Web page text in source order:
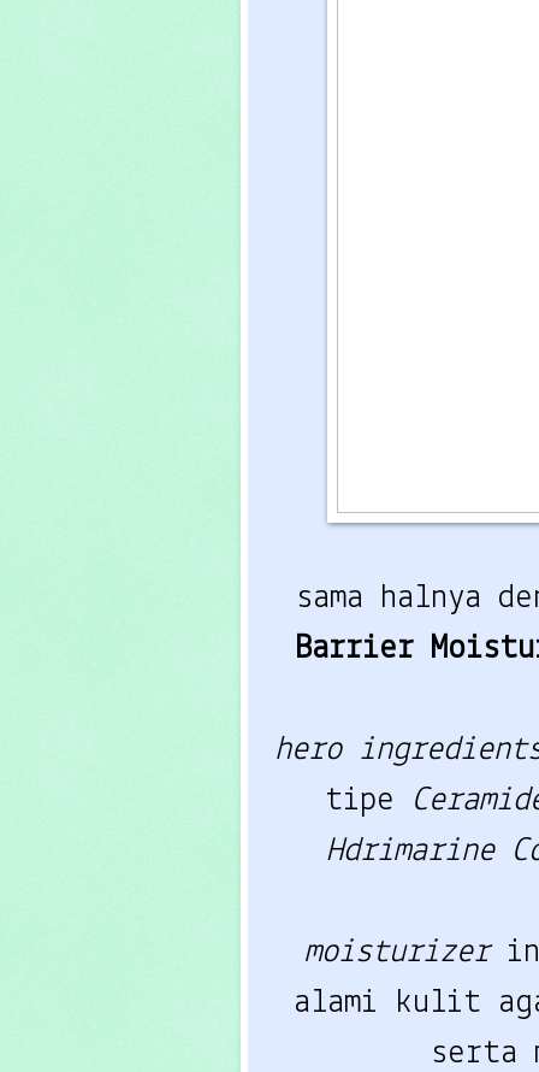
sama halnya
Barrier
hero
tipe
Hdrimarine
moisturizer
alami kulit
serta